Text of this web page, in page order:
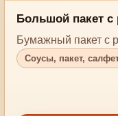
Большой пакет с
Бумажный пакет с
Соусы, пакет,